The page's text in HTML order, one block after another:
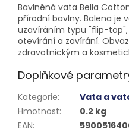
Bavlněná vata Bella
přírodní bavlny. Balena je
uzavíráním typu "flip-
otevírání a zavírání.
zdravotnickým a
Doplňkové
Kategorie:
Vata a
Hmotnost:
0.2 kg
EAN: